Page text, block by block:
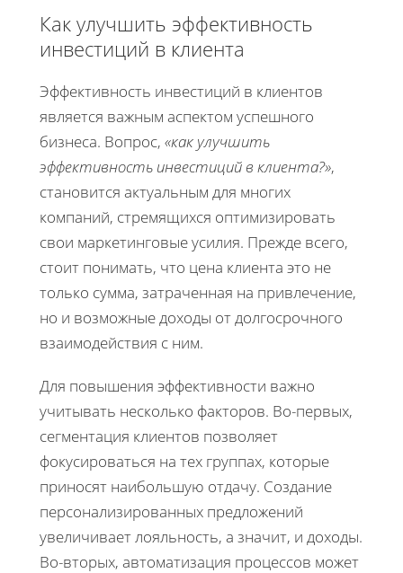
Как улучшить эффективность
инвестиций в клиента
Эффективность инвестиций в клиентов
является важным аспектом успешного
бизнеса. Вопрос, «как улучшить
эффективность инвестиций в клиента?»,
становится актуальным для многих
компаний, стремящихся оптимизировать
свои маркетинговые усилия. Прежде всего,
стоит понимать, что цена клиента это не
только сумма, затраченная на привлечение,
но и возможные доходы от долгосрочного
взаимодействия с ним.
Для повышения эффективности важно
учитывать несколько факторов. Во-первых,
сегментация клиентов позволяет
фокусироваться на тех группах, которые
приносят наибольшую отдачу. Создание
персонализированных предложений
увеличивает лояльность, а значит, и доходы.
Во-вторых, автоматизация процессов может